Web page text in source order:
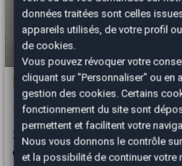
Peugeot 2008
1.2 PTC 130 CH ALLURE BVM6 /
2020 121000 km ESSENCE
Bergerac - 24100
données traitées sont celles
appareils utilisés, de votre profil
de cookies.
Vous pouvez révoquer votre
cliquant sur "Personnaliser" ou en
gestion des cookies. Certains
fonctionnement du site sont
permettent et facilitent votre
Nous vous donnons le contrôle
et la possibilité de continuer votre